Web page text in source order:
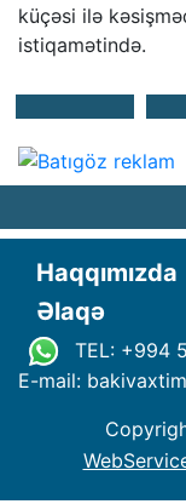
küçəsi ilə
istiqamətində.
Haqqımızda
Əlaqə
TEL: +994
E-mail: